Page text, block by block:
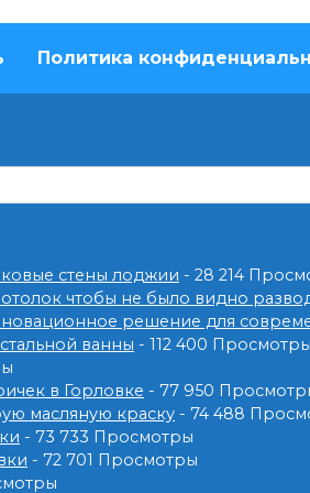
Политика
стены лоджии - 28 214
чтобы не было видно
решение для
ванны - 112 400 Просмотры
в Горловке - 77 950
масляную краску - 74 488
- 73 733 Просмотры
- 72 701 Просмотры